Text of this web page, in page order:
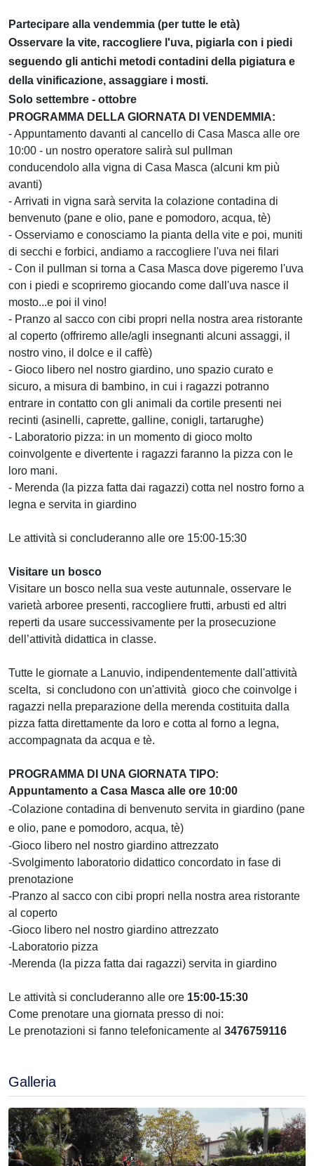
Partecipare alla vendemmia (per tutte le età)
Osservare la vite, raccogliere l'uva, pigiarla con i piedi
seguendo gli antichi metodi contadini della pigiatura e
della vinificazione, assaggiare i mosti.
Solo settembre - ottobre
PROGRAMMA DELLA GIORNATA DI VENDEMMIA:
- Appuntamento davanti al cancello di Casa Masca alle ore
10:00 - un nostro operatore salirà sul pullman
conducendolo alla vigna di Casa Masca (alcuni km più
avanti)
- Arrivati in vigna sarà servita la colazione contadina di
benvenuto (pane e olio, pane e pomodoro, acqua, tè)
- Osserviamo e conosciamo la pianta della vite e poi, muniti
di secchi e forbici, andiamo a raccogliere l'uva nei filari
- Con il pullman si torna a Casa Masca dove pigeremo l'uva
con i piedi e scopriremo giocando come dall'uva nasce il
mosto...e poi il vino!
- Pranzo al sacco con cibi propri nella nostra area ristorante
al coperto (offriremo alle/agli insegnanti alcuni assaggi, il
nostro vino, il dolce e il caffè)
- Gioco libero nel nostro giardino, uno spazio curato e
sicuro, a misura di bambino, in cui i ragazzi potranno
entrare in contatto con gli animali da cortile presenti nei
recinti (asinelli, caprette, galline, conigli, tartarughe)
- Laboratorio pizza: in un momento di gioco molto
coinvolgente e divertente i ragazzi faranno la pizza con le
loro mani.
- Merenda (la pizza fatta dai ragazzi) cotta nel nostro forno a
legna e servita in giardino
Le attività si concluderanno alle ore 15:00-15:30
Visitare un bosco
Visitare un bosco nella sua veste autunnale, osservare le
varietà arboree presenti, raccogliere frutti, arbusti ed altri
reperti da usare successivamente per la prosecuzione
dell’attività didattica in classe.
Tutte le giornate a Lanuvio, indipendentemente dall'attività
scelta, si concludono con un'attività gioco che coinvolge i
ragazzi nella preparazione della merenda costituita dalla
pizza fatta direttamente da loro e cotta al forno a legna,
accompagnata da acqua e tè.
PROGRAMMA DI UNA GIORNATA TIPO:
Appuntamento a Casa Masca alle ore 10:00
-Colazione contadina di benvenuto servita in giardino (pane
e olio, pane e pomodoro, acqua, tè)
-Gioco libero nel nostro giardino attrezzato
-Svolgimento laboratorio didattico concordato in fase di
prenotazione
-Pranzo al sacco con cibi propri nella nostra area ristorante
al coperto
-Gioco libero nel nostro giardino attrezzato
-Laboratorio pizza
-Merenda (la pizza fatta dai ragazzi) servita in giardino
Le attività si concluderanno alle ore 15:00-15:30​
Come prenotare una giornata presso di noi:
Le prenotazioni si fanno telefonicamente al 3476759116
Galleria